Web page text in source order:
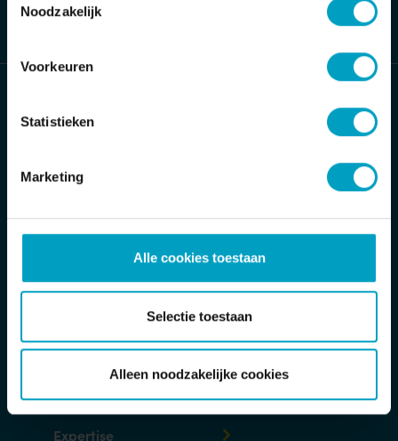
Noodzakelijk
Voorkeuren
Statistieken
Marketing
Alle cookies toestaan
Selectie toestaan
Alleen noodzakelijke cookies
Projectontwikkeling
5491 DC Sint-Oedenrode
Postbus 32
5490 AA Sint-Oedenrode
T Toon telefoonnummer
info@van-stiphout.nl
Expertise